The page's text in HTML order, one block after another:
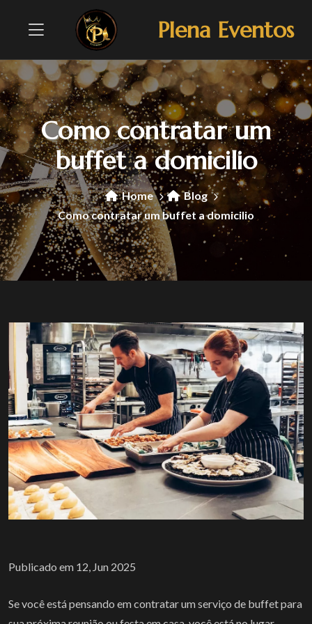
Plena Eventos
Como contratar um
buffet a domicilio
Home
Blog
Como contratar um buffet a domicilio
Publicado em 12, Jun 2025
Se você está pensando em contratar um serviço de buffet para